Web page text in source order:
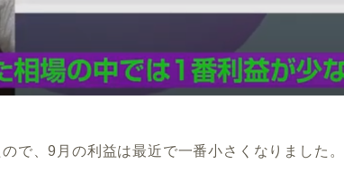
で、9月の利益は最近で一番小さくなりました。